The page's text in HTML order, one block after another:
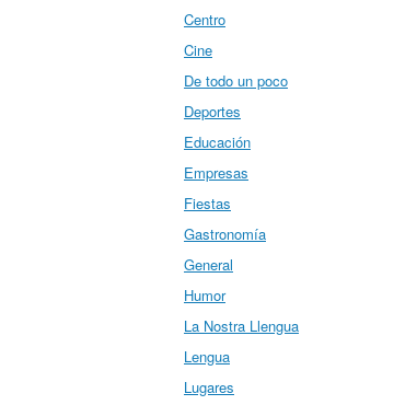
Centro
Cine
De todo un poco
Deportes
Educación
Empresas
Fiestas
Gastronomía
General
Humor
La Nostra Llengua
Lengua
Lugares